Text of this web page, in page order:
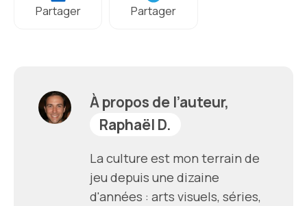
Partager Partager
À propos de l’auteur,
Raphaël D.
La culture est mon terrain de
jeu depuis une dizaine
d'années : arts visuels, séries,